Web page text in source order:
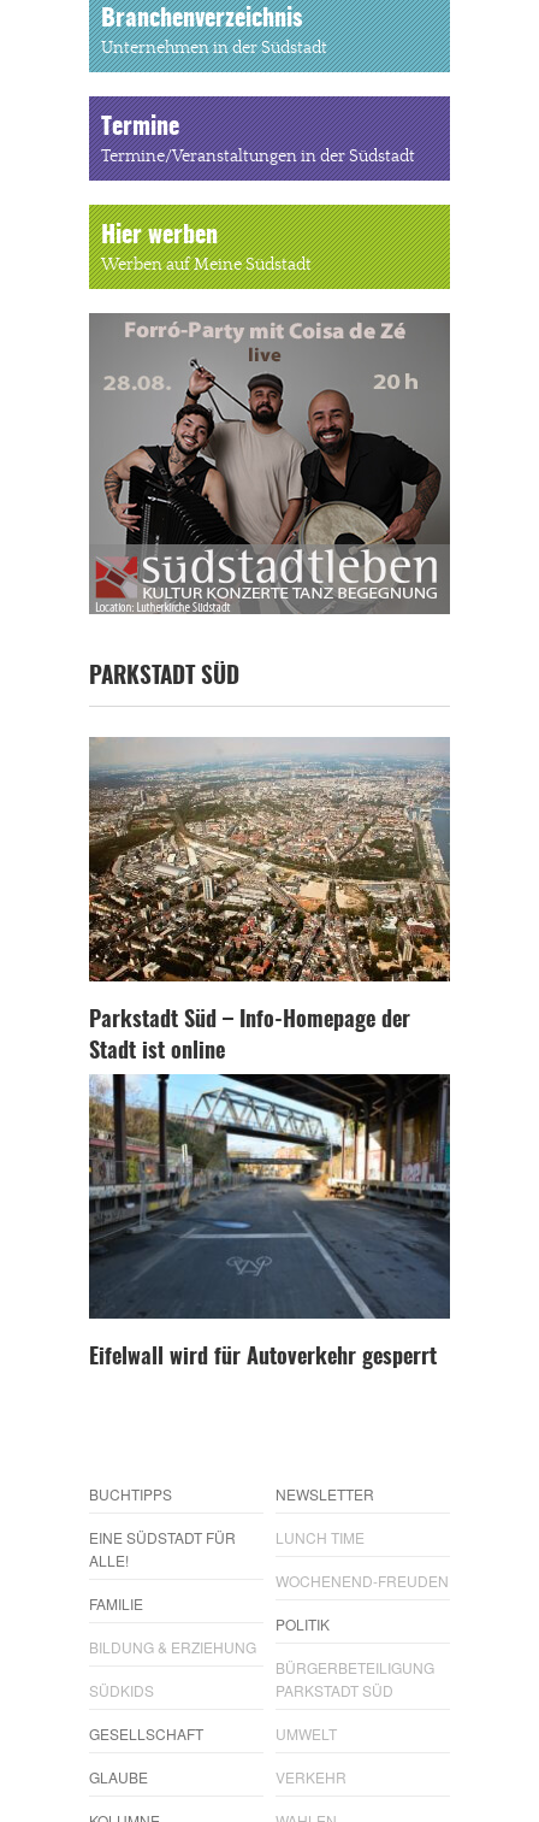
Branchenverzeichnis
Unternehmen in der Südstadt
Termine
Termine/Veranstaltungen in der Südstadt
Hier werben
Werben auf Meine Südstadt
PARKSTADT SÜD
Parkstadt Süd – Info-Homepage der
Stadt ist online
Eifelwall wird für Autoverkehr gesperrt
BUCHTIPPS
EINE SÜDSTADT FÜR
ALLE!
FAMILIE
BILDUNG & ERZIEHUNG
SÜDKIDS
GESELLSCHAFT
GLAUBE
NEWSLETTER
LUNCH TIME
WOCHENEND-FREUDEN
POLITIK
BÜRGERBETEILIGUNG
PARKSTADT SÜD
UMWELT
VERKEHR